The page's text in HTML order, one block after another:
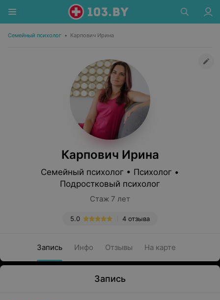
Семейный психолог • Карпович Ирина
Карпович Ирина
Семейный психолог • Психолог •
Подростковый психолог
Стаж 7 лет
4 отзыва
5.0
Запись Инфо Отзывы На карте
Запись